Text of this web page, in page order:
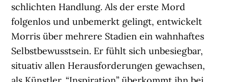
schlichten Handlung. Als der erste Mord
folgenlos und unbemerkt gelingt, entwickelt
Morris über mehrere Stadien ein wahnhaftes
Selbstbewusstsein. Er fühlt sich unbesiegbar,
situativ allen Herausforderungen gewachsen,